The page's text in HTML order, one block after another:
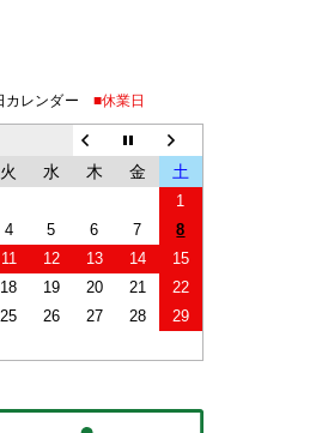
カレンダー ■休業日
火 水 木 金 土
1
4 5 6 7
8
11 12 13 14
15
18 19 20 21
22
25 26 27 28
29